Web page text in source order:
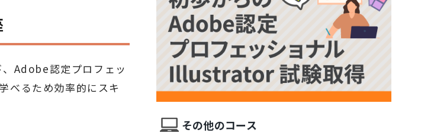
Adobe認定プロフェッ
べるため効率的にスキ
その他のコース